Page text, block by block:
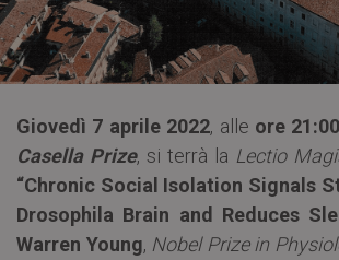
Giovedì 7 aprile 2022, alle ore 21:00
Casella Prize, si terrà la Lectio
“Chronic Social Isolation Signals
Drosophila Brain and Reduces
Warren Young, Nobel Prize in